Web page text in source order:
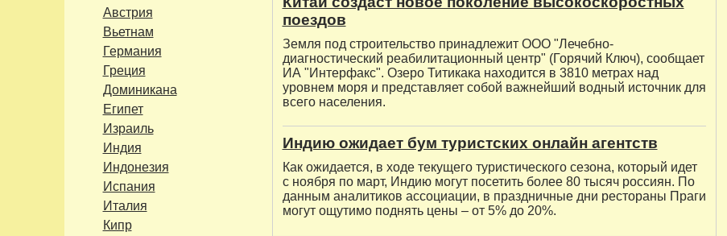
Австрия
Вьетнам
Германия
Греция
Доминикана
Египет
Израиль
Индия
Индонезия
Испания
Италия
Кипр
поездов
Земля под строительство принадлежит ООО "Лечебно-
диагностический реабилитационный центр" (Горячий Ключ), сообщает
ИА "Интерфакс". Озеро Титикака находится в 3810 метрах над
уровнем моря и представляет собой важнейший водный источник для
всего населения.
Индию ожидает бум туристских онлайн агентств
Как ожидается, в ходе текущего туристического сезона, который идет
с ноября по март, Индию могут посетить более 80 тысяч россиян. По
данным аналитиков ассоциации, в праздничные дни рестораны Праги
могут ощутимо поднять цены – от 5% до 20%.